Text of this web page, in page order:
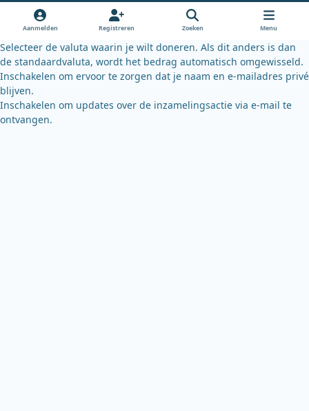
k
k
y
Aanmelden Registreren Zoeken Menu
Selecteer de valuta waarin je wilt doneren. Als dit anders is dan
de standaardvaluta, wordt het bedrag automatisch omgewisseld.
Inschakelen om ervoor te zorgen dat je naam en e-mailadres privé
blijven.
Inschakelen om updates over de inzamelingsactie via e-mail te
ontvangen.